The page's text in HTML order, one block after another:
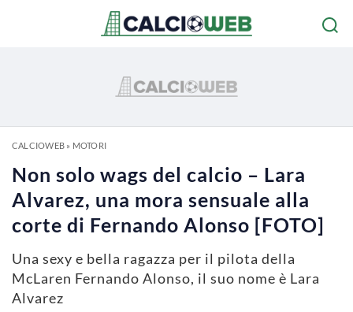
CALCIOWEB» MOTORI
Non solo wags del calcio – Lara
Alvarez, una mora sensuale alla
corte di Fernando Alonso [FOTO]
Una sexy e bella ragazza per il pilota della
McLaren Fernando Alonso, il suo nome è Lara
Alvarez